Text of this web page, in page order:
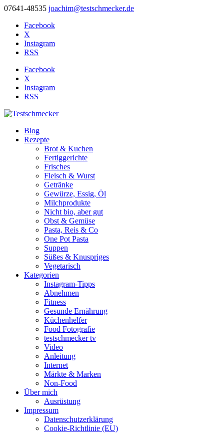
07641-48535 joachim@testschmecker.de
Facebook
X
Instagram
RSS
Facebook
X
Instagram
RSS
Blog
Rezepte
Brot & Kuchen
Fertiggerichte
Frisches
Fleisch & Wurst
Getränke
Gewürze, Essig, Öl
Milchprodukte
Nicht bio, aber gut
Obst & Gemüse
Pasta, Reis & Co
One Pot Pasta
Suppen
Süßes & Knuspriges
Vegetarisch
Kategorien
Instagram-Tipps
Abnehmen
Fitness
Gesunde Ernährung
Küchenhelfer
Food Fotografie
testschmecker tv
Video
Anleitung
Internet
Märkte & Marken
Non-Food
Über mich
Ausrüstung
Impressum
Datenschutzerklärung
Cookie-Richtlinie (EU)